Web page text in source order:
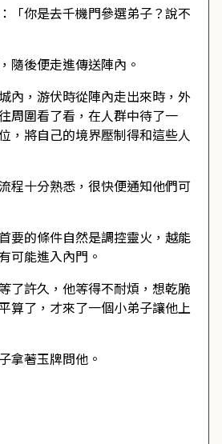
「你是去千機門參選弟子？說不
隨後便走進傳送陣內。
內，游伏時從陣內走出來時，外
周圍看了看，在人群中待了一
，將自己的境界壓制得和這些人
程十分熟悉，很快便通知他們可
要的條件自然是調控靈火，越能
可能進入內門。
了許久，他等得不耐煩，想乾脆
算了，才來了一個小弟子讓他上
拿著玉牌問他。